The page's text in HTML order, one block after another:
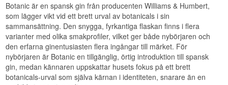
Botanic är en spansk gin från producenten Williams & Humbert,
som lägger vikt vid ett brett urval av botanicals i sin
sammansättning. Den snygga, fyrkantiga flaskan finns i flera
varianter med olika smakprofiler, vilket ger både nybörjaren och
den erfarna ginentusiasten flera ingångar till märket. För
nybörjaren är Botanic en tillgänglig, örtig introduktion till spansk
gin, medan kännaren uppskattar husets fokus på ett brett
botanicals-urval som själva kärnan i identiteten, snarare än en